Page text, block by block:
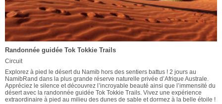
Randonnée guidée Tok Tokkie Trails
Circuit
Explorez à pied le désert du Namib hors des sentiers battus ! 2 jours au
NamibRand dans la plus grande réserve naturelle privée d’Afrique Australe.
Appréciez le silence et découvrez l’incroyable beauté ainsi que l’immensité du
désert avec la randonnée guidée Tok Tokkie Trails. Vivez une expérience
extraordinaire à pied au milieu des dunes de sable et dormez à la belle étoile !